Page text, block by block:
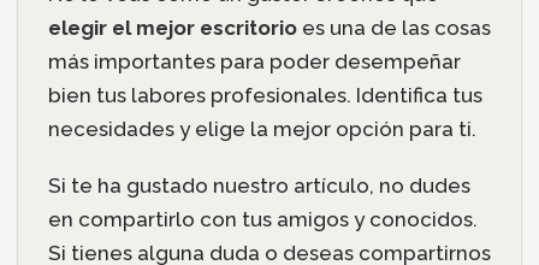
elegir el mejor escritorio es una de las cosas
más importantes para poder desempeñar
bien tus labores profesionales. Identifica tus
necesidades y elige la mejor opción para ti.
Si te ha gustado nuestro artículo, no dudes
en compartirlo con tus amigos y conocidos.
Si tienes alguna duda o deseas compartirnos